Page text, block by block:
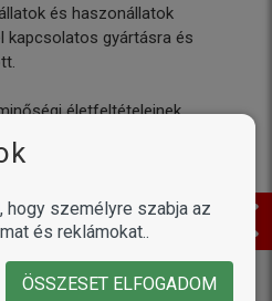
és haszonállatok
kapcsolatos gyártásra és
életfeltételeinek
biztosítására
hogy személyre szabja az
és reklámokat..
ÖSSZESET ELFOGADOM